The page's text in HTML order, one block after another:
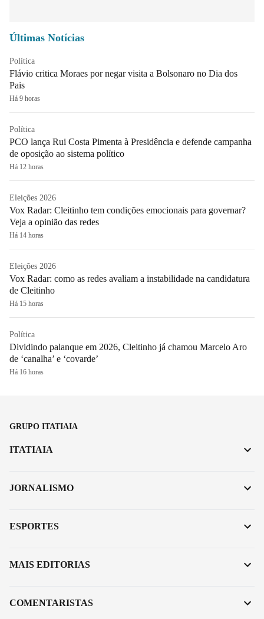
Últimas Notícias
Política
Flávio critica Moraes por negar visita a Bolsonaro no Dia dos
Pais
Há 9 horas
Política
PCO lança Rui Costa Pimenta à Presidência e defende campanha
de oposição ao sistema político
Há 12 horas
Eleições 2026
Vox Radar: Cleitinho tem condições emocionais para governar?
Veja a opinião das redes
Há 14 horas
Eleições 2026
Vox Radar: como as redes avaliam a instabilidade na candidatura
de Cleitinho
Há 15 horas
Política
Dividindo palanque em 2026, Cleitinho já chamou Marcelo Aro
de ‘canalha’ e ‘covarde’
Há 16 horas
GRUPO ITATIAIA
ITATIAIA
JORNALISMO
ESPORTES
MAIS EDITORIAS
COMENTARISTAS